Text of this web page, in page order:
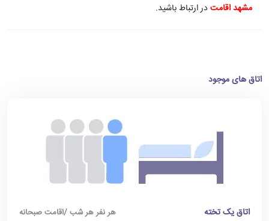
مشهد اقامتدر ارتباط باشید.
اتاق های موجود
اتاق یک تخته هر نفر هر شب /اقامت صبحانه